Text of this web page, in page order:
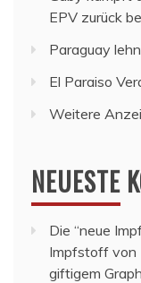
EPV zurück
Paraguay
El Paraiso
Weitere
NEUESTE
Die “neue
Impfstoff von
giftigem